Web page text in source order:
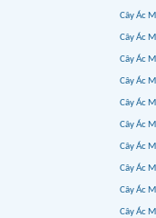
Cây Ác
Cây Ác
Cây Ác
Cây Ác
Cây Ác
Cây Ác
Cây Ác
Cây Ác
Cây Ác
Cây Ác